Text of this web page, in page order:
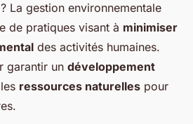
La gestion environnementale
de pratiques visant à minimiser
des activités humaines.
garantir un développement
ressources naturelles pour